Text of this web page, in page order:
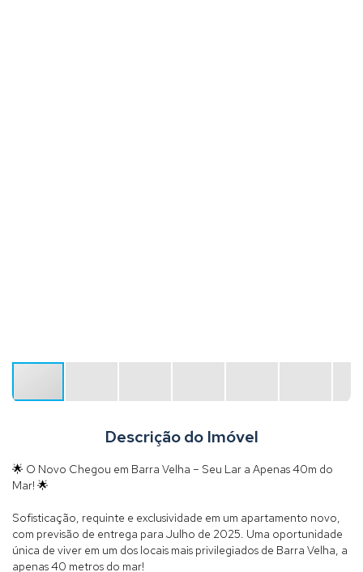
Descrição do Imóvel
🌟 O Novo Chegou em Barra Velha – Seu Lar a Apenas 40m do
Mar! 🌟
Sofisticação, requinte e exclusividade em um apartamento novo,
com previsão de entrega para Julho de 2025. Uma oportunidade
única de viver em um dos locais mais privilegiados de Barra Velha, a
apenas 40 metros do mar!